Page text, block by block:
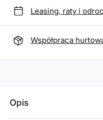
Leasing, raty i
Współpraca
Opis